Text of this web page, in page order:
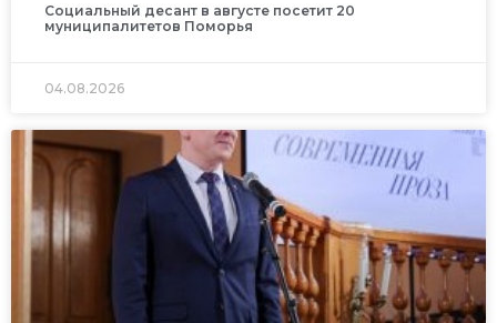
Социальный десант в августе посетит 20
муниципалитетов Поморья
04.08.2026